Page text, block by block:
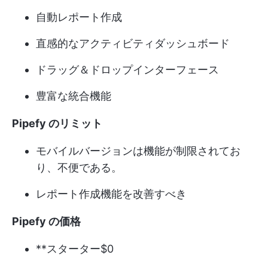
自動レポート作成
直感的なアクティビティダッシュボード
ドラッグ＆ドロップインターフェース
豊富な統合機能
Pipefy のリミット
モバイルバージョンは機能が制限されてお
り、不便である。
レポート作成機能を改善すべき
Pipefy の価格
**スターター$0